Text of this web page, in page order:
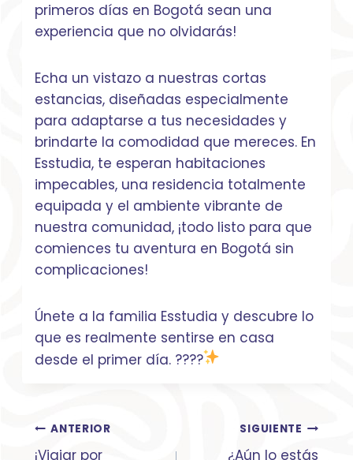
primeros días en Bogotá sean una
experiencia que no olvidarás!
Echa un vistazo a nuestras cortas
estancias, diseñadas especialmente
para adaptarse a tus necesidades y
brindarte la comodidad que mereces. En
Esstudia, te esperan habitaciones
impecables, una residencia totalmente
equipada y el ambiente vibrante de
nuestra comunidad, ¡todo listo para que
comiences tu aventura en Bogotá sin
complicaciones!
Únete a la familia Esstudia y descubre lo
que es realmente sentirse en casa
desde el primer día. ????
Navegación
de
ANTERIOR
¡Viajar por
SIGUIENTE
¿Aún lo estás